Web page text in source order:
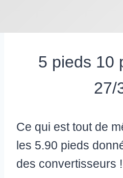
5 pieds 10
27/
Ce qui est tout de
les 5.90 pieds
des convertisseurs !